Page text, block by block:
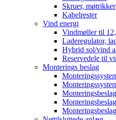
Skruer, møtrikker
Kabelrester
Vind energi
Vindmøller til
Laderegulator,
Hybrid sol/vind
Reservedele til
Monterings beslag